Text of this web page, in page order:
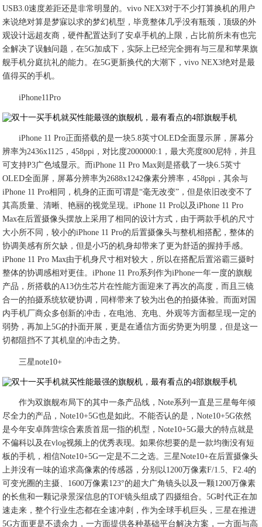
USB3.0速度差距还是非常明显的。vivo NEX3对于不少打算换机的用户
来说绝对算是梦寐以求的梦幻机型，毕竟整体几乎没有瓶颈，顶级的外
观设计远超友商，硬件配置达到了安卓手机的上限，占比前所未有也完
全解决了误触问题，在5G加成下，实际上已经完全拥有与三星和苹果旗
舰手机分庭抗礼的能力。在5G更新换代的大潮下，vivo NEX3绝对是最
值得买的手机。
iPhone11Pro
iPhone 11 Pro正面搭载的是一块5.8英寸OLED全面显示屏，屏幕分
辨率为2436x1125，458ppi，对比度2000000:1，最大亮度800尼特，并且
可支持P3广色域显示。而iPhone 11 Pro Max则是搭载了一块6.5英寸
OLED全面屏，屏幕分辨率为2688x1242像素分辨率，458ppi，其余与
iPhone 11 Pro相同，机身的正面可谓是“毫无改变”，但是依旧改变不了
其高质量、清晰、艳丽的视觉呈现。iPhone 11 Pro以及iPhone 11 Pro
Max在后置摄像头摆放上采用了相同的设计方式，由于两款手机的尺寸
大小所不同，较小的iPhone 11 Pro的后置摄像头与整机相搭配，整体的
协调美感有所欠缺，但是小巧的机身却带来了更为舒适的握持手感。
iPhone 11 Pro Max由于机身尺寸相对较大，所以在搭配后置浴霸三摄时
整体的协调感相对更佳。iPhone 11 Pro系列作为iPhone一年一度的旗舰
产品，所搭载的A13仿生芯片在性能方面迎来了再次的高度，而且三镜
合一的拍摄系统软硬协调，同样带来了较为出色的拍摄体验。而面对国
内手机厂商众多创新的冲击，在电池、充电、外观等方面都呈现一定的
弱势，再加上5G的扑面开展，更是在通信方面劣势更为明显，但是这一
切都阻挡不了其机皇的冲击之势。
三星note10+
作为双旗舰布局下的其中一条产品线，Note系列一直是三星每年倾
尽全力的产品，Note10+5G也是如此。不能否认的是，Note10+5G依然
是今年安卓阵营综合素质首屈一指的机型，Note10+5G最大的特点就是
不偏科以及在vlog视频上的优秀表现。如果你想要的是一款均衡没有短
板的手机，相信Note10+5G一定是不二之选。三星Note10+在后置摄像头
上并没有一味的追求高像素的传感器，分别以1200万像素F/1.5、F2.4的
可变光圈的主摄、1600万像素123°的超大广角镜头以及一颗1200万像素
的长焦和一颗记录景深信息的TOF镜头组成了四摄组合。5G时代正在加
速走来，整个行业生态都在全速冲刺，作为全球手机巨头，三星在推进
5G方面更是不遗余力，一方面提供各种基础平台解决方案，一方面与高